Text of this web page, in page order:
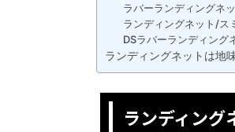
ラバーランディングネ
ランディングネット/ス
DSラバーランディング
ランディングネットは地
ランディング